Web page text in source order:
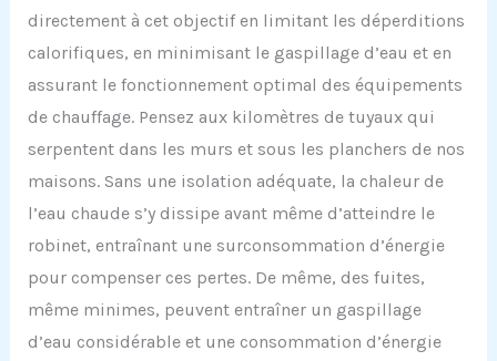
directement à cet objectif en limitant les déperditions
calorifiques, en minimisant le gaspillage d’eau et en
assurant le fonctionnement optimal des équipements
de chauffage. Pensez aux kilomètres de tuyaux qui
serpentent dans les murs et sous les planchers de nos
maisons. Sans une isolation adéquate, la chaleur de
l’eau chaude s’y dissipe avant même d’atteindre le
robinet, entraînant une surconsommation d’énergie
pour compenser ces pertes. De même, des fuites,
même minimes, peuvent entraîner un gaspillage
d’eau considérable et une consommation d’énergie